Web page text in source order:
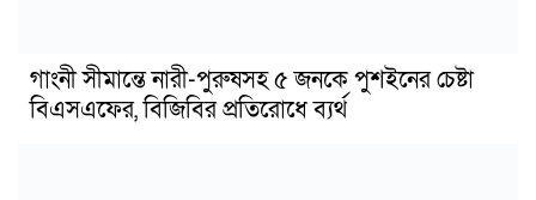
গাংনী সীমান্তে নারী-পুরুষসহ ৫ জনকে পুশইনের চেষ্টা
বিএসএফের, বিজিবির প্রতিরোধে ব্যর্থ